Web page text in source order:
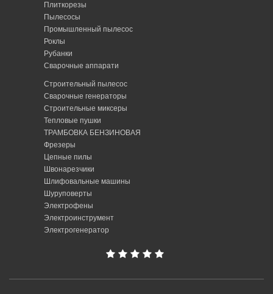
Плиткорезы
Пылесосы
Промышленный пылесос
Роклы
Рубанки
Сварочные аппарати
Строительный пылесос
Сварочные генераторы
Строительные миксеры
Тепловые пушки
ТРАМБОВКА БЕНЗИНОВАЯ
Фрезеры
Цепные пилы
Швонарезчики
Шлифовальные машины
Шуруповерты
Электрофены
Электроинструмент
Электрогенератор